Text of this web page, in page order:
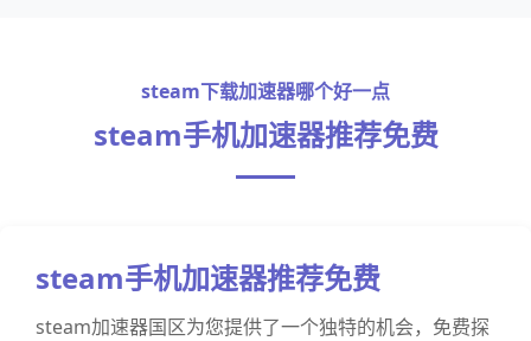
steam下载加速器哪个好一点
steam手机加速器推荐免费
steam手机加速器推荐免费
steam加速器国区为您提供了一个独特的机会，免费探